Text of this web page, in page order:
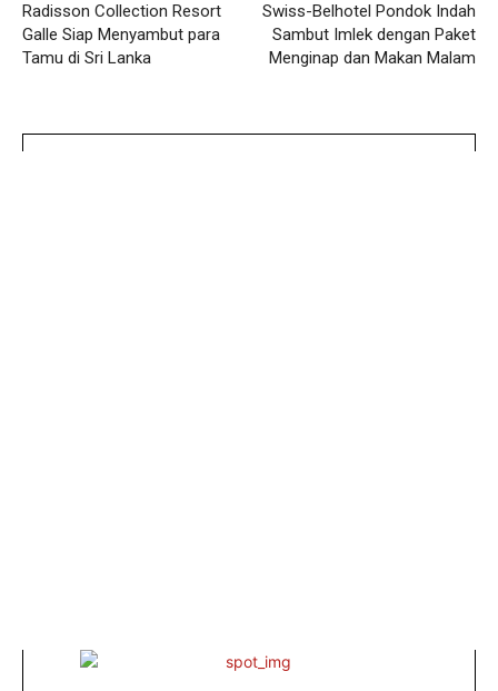
Radisson Collection Resort
Galle Siap Menyambut para
Tamu di Sri Lanka
Swiss-Belhotel Pondok Indah
Sambut Imlek dengan Paket
Menginap dan Makan Malam